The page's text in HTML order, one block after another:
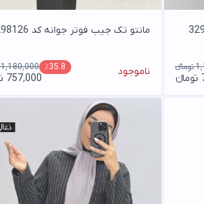
مانتو تک جیب فوتر جوانه کد 3298126
ناموجود ٪35.8 1,180,000 تومانء
757,000 تومانء